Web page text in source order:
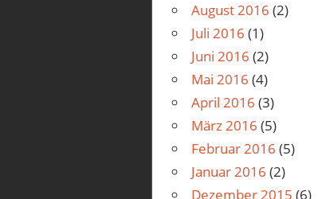
August 2016 (2)
Juli 2016 (1)
Juni 2016 (2)
Mai 2016 (4)
April 2016 (3)
März 2016 (5)
Februar 2016 (5)
Januar 2016 (2)
Dezember 2015 (6)